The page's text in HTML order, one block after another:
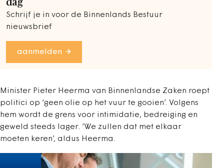
dag
Schrijf je in voor de Binnenlands Bestuur
nieuwsbrief
aanmelden
Minister Pieter Heerma van Binnenlandse Zaken roept
politici op ‘geen olie op het vuur te gooien’. Volgens
hem wordt de grens voor intimidatie, bedreiging en
geweld steeds lager. ‘We zullen dat met elkaar
moeten keren’, aldus Heerma.